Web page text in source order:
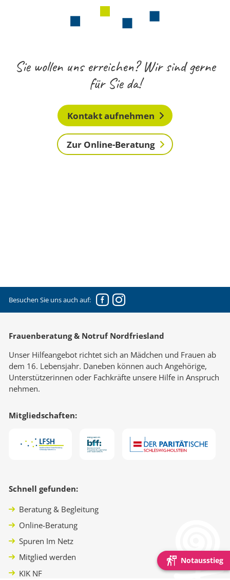
Sie wollen uns erreichen? Wir sind gerne
für Sie da!
Kontakt aufnehmen
Zur Online-Beratung
Besuchen Sie uns auch auf: FacebookInstagram
Frauenberatung & Notruf Nordfriesland
Unser Hilfeangebot richtet sich an Mädchen und Frauen ab
dem 16. Lebensjahr. Daneben können auch Angehörige,
Unterstützerinnen oder Fachkräfte unsere Hilfe in Anspruch
nehmen.
Mitgliedschaften:
Schnell gefunden:
Beratung & Begleitung
Online-Beratung
Spuren Im Netz
Mitglied werden
KIK NF
Notausstieg